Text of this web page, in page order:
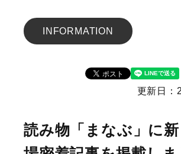
INFORMATION
更新日：
読み物「まなぶ」に